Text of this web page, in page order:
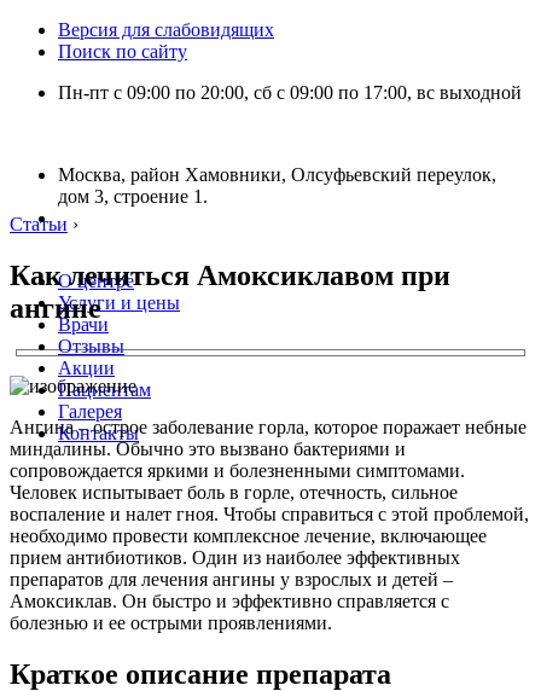
Версия для слабовидящих
Поиск по сайту
Пн-пт с 09:00 по 20:00, сб с 09:00 по 17:00, вс выходной
Москва, район Хамовники, Олсуфьевский переулок,
дом 3, строение 1.
О центре
Услуги и цены
Врачи
Отзывы
Акции
Пациентам
Галерея
Контакты
Статьи ›
Как лечиться Амоксиклавом при
ангине
Ангина – острое заболевание горла, которое поражает небные
миндалины. Обычно это вызвано бактериями и
сопровождается яркими и болезненными симптомами.
Человек испытывает боль в горле, отечность, сильное
воспаление и налет гноя. Чтобы справиться с этой проблемой,
необходимо провести комплексное лечение, включающее
прием антибиотиков. Один из наиболее эффективных
препаратов для лечения ангины у взрослых и детей –
Амоксиклав. Он быстро и эффективно справляется с
болезнью и ее острыми проявлениями.
Краткое описание препарата